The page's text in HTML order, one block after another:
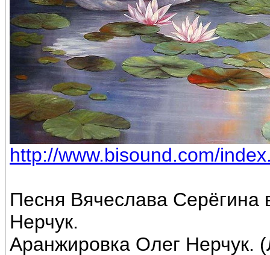
http://www.bisound.com/
Песня Вячеслава
Нерчук.
Аранжировка Олег Нерчук.